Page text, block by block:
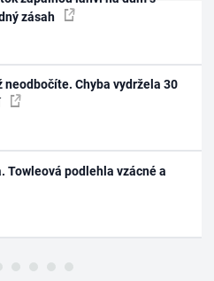
zásah
neodbočíte. Chyba vydržela 30
Towleová podlehla vzácné a